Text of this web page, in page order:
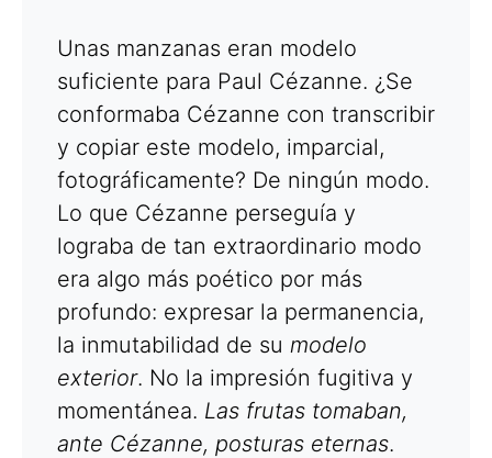
Unas manzanas eran modelo
suficiente para Paul Cézanne. ¿Se
conformaba Cézanne con transcribir
y copiar este modelo, imparcial,
fotográficamente? De ningún modo.
Lo que Cézanne perseguía y
lograba de tan extraordinario modo
era algo más poético por más
profundo: expresar la permanencia,
la inmutabilidad de su modelo
exterior. No la impresión fugitiva y
momentánea. Las frutas tomaban,
ante Cézanne, posturas eternas.